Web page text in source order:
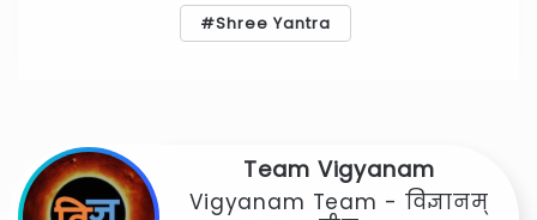
Shree Yantra
Team Vigyanam
Vigyanam Team - विज्ञानम्